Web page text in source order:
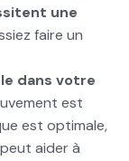
une
faire un
dans votre
est
est optimale,
aider à